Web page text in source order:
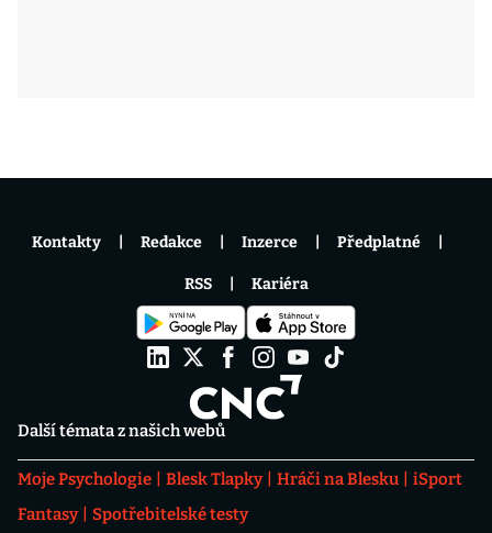
Další témata z našich webů
Moje Psychologie Blesk Tlapky Hráči na Blesku
iSport
Fantasy
Spotřebitelské testy
Kontakty Redakce Inzerce Předplatné
RSS Kariéra